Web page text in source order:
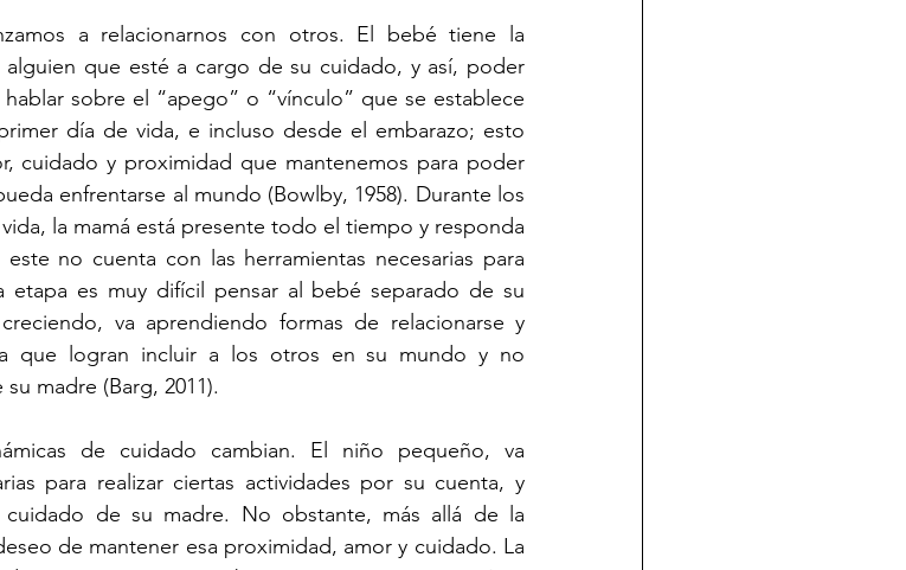
a relacionarnos con otros. El bebé tiene la
que esté a cargo de su cuidado, y así, poder
sobre el “apego” o “vínculo” que se establece
día de vida, e incluso desde el embarazo; esto
cuidado y proximidad que mantenemos para poder
enfrentarse al mundo (Bowlby, 1958). Durante los
la mamá está presente todo el tiempo y responda
no cuenta con las herramientas necesarias para
etapa es muy difícil pensar al bebé separado de su
va aprendiendo formas de relacionarse y
que logran incluir a los otros en su mundo y no
madre (Barg, 2011).
de cuidado cambian. El niño pequeño, va
para realizar ciertas actividades por su cuenta, y
cuidado de su madre. No obstante, más allá de la
de mantener esa proximidad, amor y cuidado. La